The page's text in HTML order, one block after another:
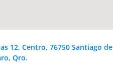
12, Centro, 76750 Santiago de
Qro.